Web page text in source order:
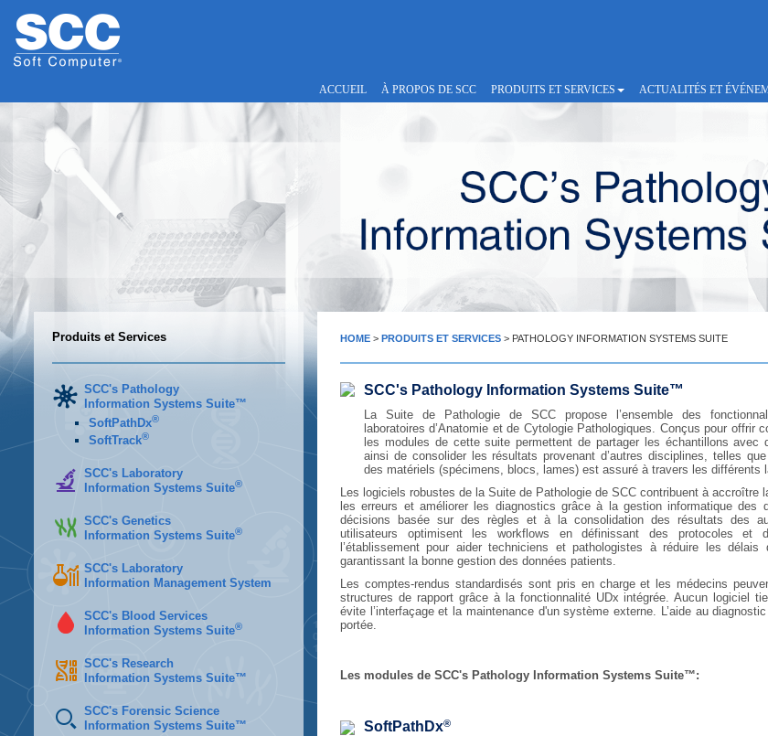
ACCUEIL À PROPOS DE SCC PRODUITS ET SERVICES ACTUALITÉS ET
HOME > PRODUITS ET SERVICES > PATHOLOGY INFORMATION SYSTEMS SUITE
SCC's Pathology Information Systems Suite™
La Suite de Pathologie de SCC propose l’ensemble des
laboratoires d’Anatomie et de Cytologie Pathologiques. Conçus pour offrir
les modules de cette suite permettent de partager les échantillons avec
ainsi de consolider les résultats provenant d’autres disciplines, telles
des matériels (spécimens, blocs, lames) est assuré à travers les différents
Les logiciels robustes de la Suite de Pathologie de SCC contribuent à accroître
les erreurs et améliorer les diagnostics grâce à la gestion informatique des
décisions basée sur des règles et à la consolidation des résultats des
utilisateurs optimisent les workflows en définissant des protocoles et
l’établissement pour aider techniciens et pathologistes à réduire les
garantissant la bonne gestion des données patients.
Les comptes-rendus standardisés sont pris en charge et les médecins
structures de rapport grâce à la fonctionnalité UDx intégrée. Aucun logiciel
évite l’interfaçage et la maintenance d'un système externe. L’aide au
portée.
Les modules de SCC's Pathology Information Systems Suite™:
SoftPathDx®
Produits et Services
SCC's Pathology
Information Systems Suite™
SoftPathDx®
SoftTrack®
SCC's Laboratory
Information Systems Suite®
SCC's Genetics
Information Systems Suite®
SCC's Laboratory
Information Management System
SCC's Blood Services
Information Systems Suite®
SCC's Research
Information Systems Suite™
SCC's Forensic Science
Information Systems Suite™